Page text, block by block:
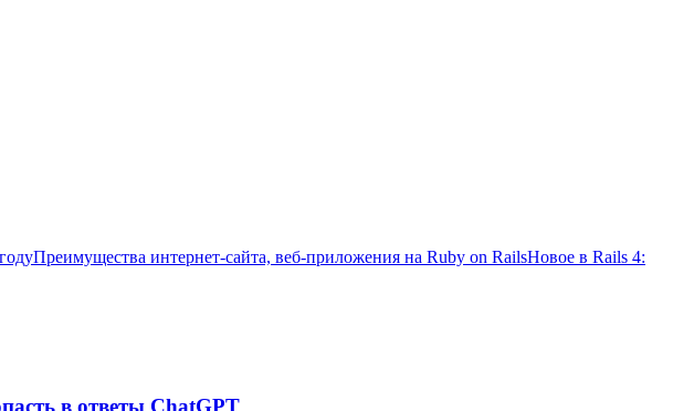
Преимущества интернет-сайта, веб-приложения на Ruby on RailsНовое в Rails 4:
в ответы ChatGPT